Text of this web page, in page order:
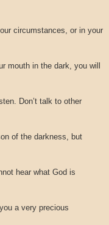
circumstances, or in your
mouth in the dark, you will
Don’t talk to other
of the darkness, but
hear what God is
a very precious